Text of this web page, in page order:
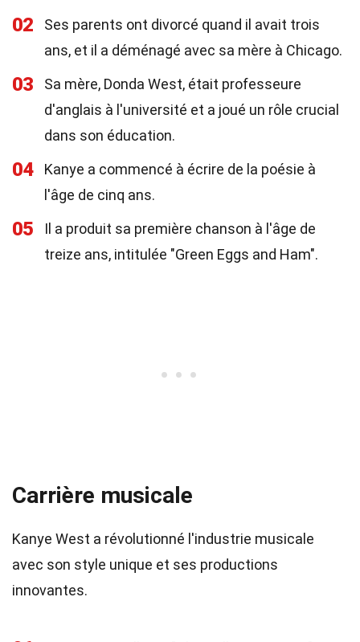
02
Ses parents ont divorcé quand il avait trois
ans, et il a déménagé avec sa mère à Chicago.
03
Sa mère, Donda West, était professeure
d'anglais à l'université et a joué un rôle crucial
dans son éducation.
04
Kanye a commencé à écrire de la poésie à
l'âge de cinq ans.
05
Il a produit sa première chanson à l'âge de
treize ans, intitulée "Green Eggs and Ham".
Carrière musicale
Kanye West a révolutionné l'industrie musicale
avec son style unique et ses productions
innovantes.